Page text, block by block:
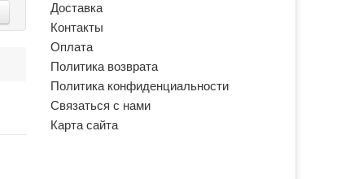
Доставка
Контакты
Оплата
Политика возврата
Политика конфиденциальности
Связаться с нами
Карта сайта